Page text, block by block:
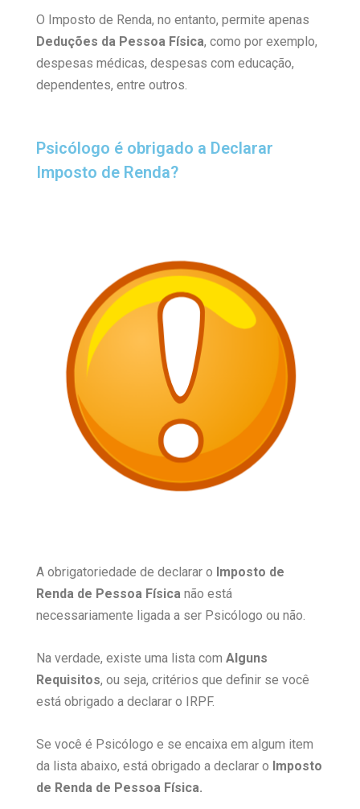
O Imposto de Renda, no entanto, permite apenas
Deduções da Pessoa Física, como por exemplo,
despesas médicas, despesas com educação,
dependentes, entre outros.
Psicólogo é obrigado a Declarar
Imposto de Renda?
A obrigatoriedade de declarar o Imposto de
Renda de Pessoa Física não está
necessariamente ligada a ser Psicólogo ou não.
Na verdade, existe uma lista com Alguns
Requisitos, ou seja, critérios que definir se você
está obrigado a declarar o IRPF.
Se você é Psicólogo e se encaixa em algum item
da lista abaixo, está obrigado a declarar o Imposto
de Renda de Pessoa Física.